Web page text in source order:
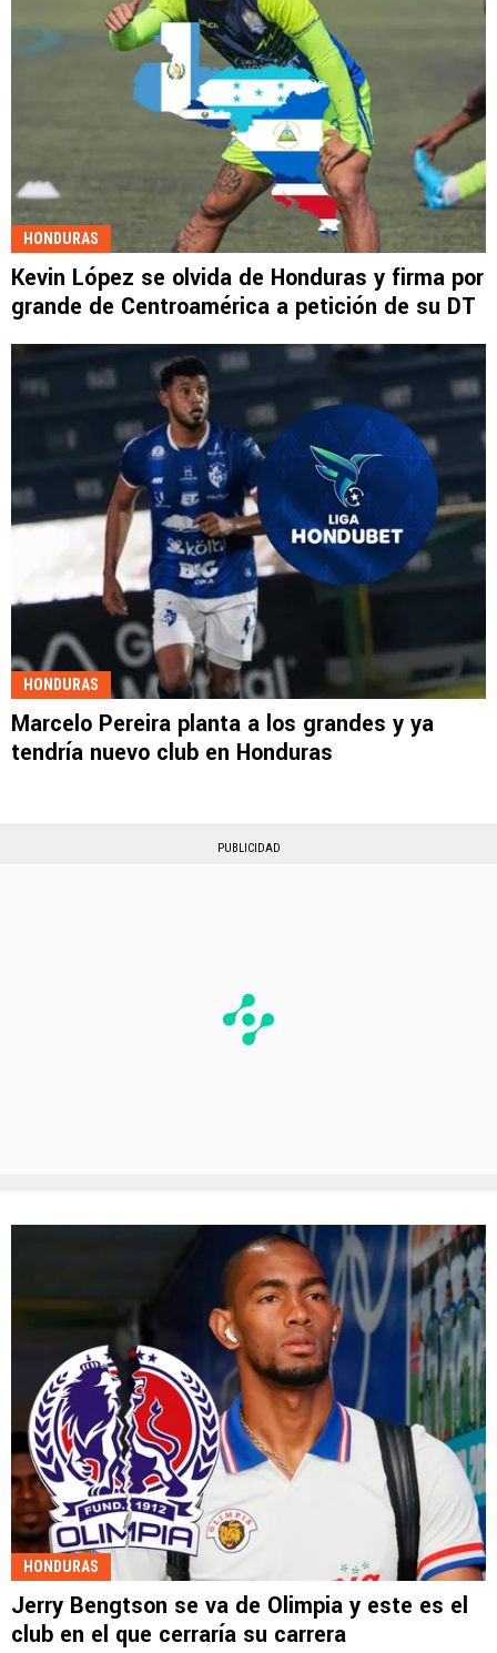
HONDURAS
Kevin López se olvida de Honduras y firma por
grande de Centroamérica a petición de su DT
HONDURAS
Marcelo Pereira planta a los grandes y ya
tendría nuevo club en Honduras
PUBLICIDAD
HONDURAS
Jerry Bengtson se va de Olimpia y este es el
club en el que cerraría su carrera